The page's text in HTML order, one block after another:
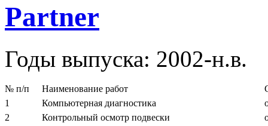
Partner
Годы выпуска: 2002-н.в.
№ п/п Наименование работ
1
Компьютерная диагностика
2
Контрольный осмотр подвески